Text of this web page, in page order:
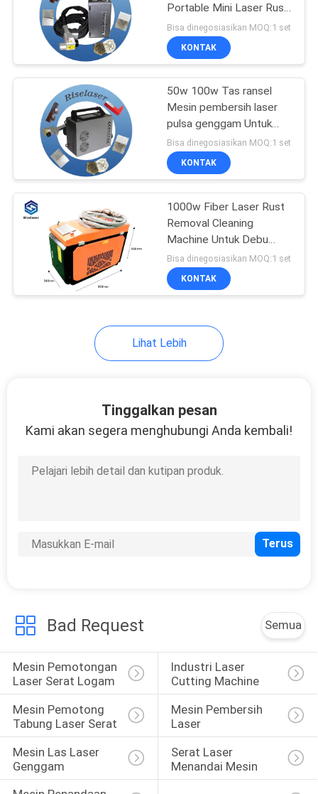
Mesin Las Laser
Perhiasan
146
Mesin Cetak Logam
3D
Sistem Ekstraksi
Mesin Laser bagian
15
17
Portable Mini Laser Rust
Remover 50W 100W
Bisa dinegosiasikan MOQ:1 set
KONTAK
50w 100w Tas ransel
Mesin pembersih laser
pulsa genggam Untuk
noda minyak karat cat
Bisa dinegosiasikan MOQ:1 set
KONTAK
1000w Fiber Laser Rust
Removal Cleaning
Machine Untuk Debu
Minyak Cat Karat
Bisa dinegosiasikan MOQ:1 set
KONTAK
Lihat Lebih
Tinggalkan pesan
Kami akan segera menghubungi Anda kembali!
Bad Request Semua
Mesin Pemotongan
Laser Serat Logam
Industri Laser
Cutting Machine
Mesin Pemotong
Tabung Laser Serat
Mesin Pembersih
Laser
Mesin Las Laser
Genggam
Serat Laser
Menandai Mesin